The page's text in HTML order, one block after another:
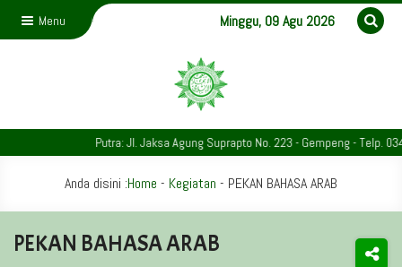
Menu Minggu, 09 Agu 2026
Putra: Jl. Jaksa Agung Suprapto No. 223 - Gempeng - Telp.
Anda disini :Home - Kegiatan - PEKAN BAHASA ARAB
PEKAN BAHASA ARAB